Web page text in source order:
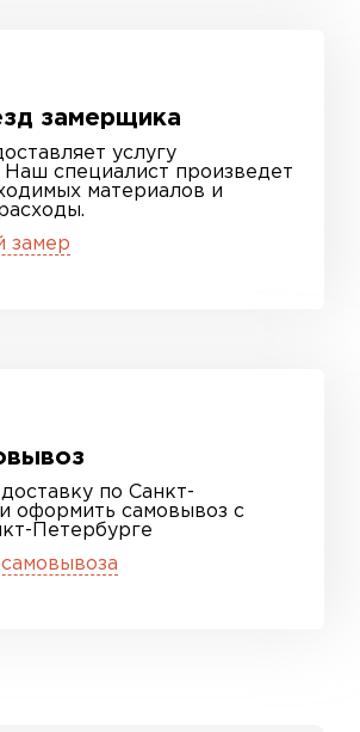
замерщика
услугу
Наш специалист произведет
материалов и
замер
по Санкт-
оформить самовывоз с
Петербурге